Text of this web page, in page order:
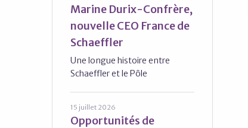
Marine Durix-Confrère,
nouvelle CEO France de
Schaeffler
Une longue histoire entre
Schaeffler et le Pôle
15 juillet 2026
Opportunités de